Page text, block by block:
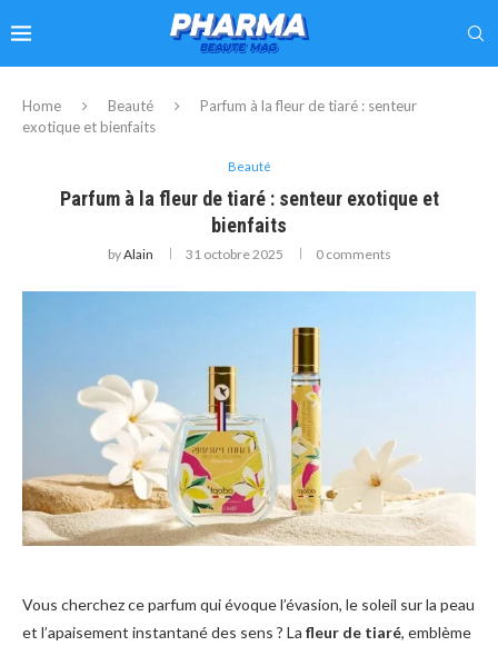
Home Beauté
Parfum à la fleur de tiaré : senteur
exotique et bienfaits
Beauté
Parfum à la fleur de tiaré : senteur exotique et
bienfaits
byAlain 31 octobre 2025 0 comments
Vous cherchez ce parfum qui évoque l’évasion, le soleil sur la peau
et l’apaisement instantané des sens ? La fleur de tiaré, emblème